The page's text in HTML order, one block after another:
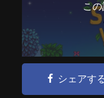
こ
シェアす